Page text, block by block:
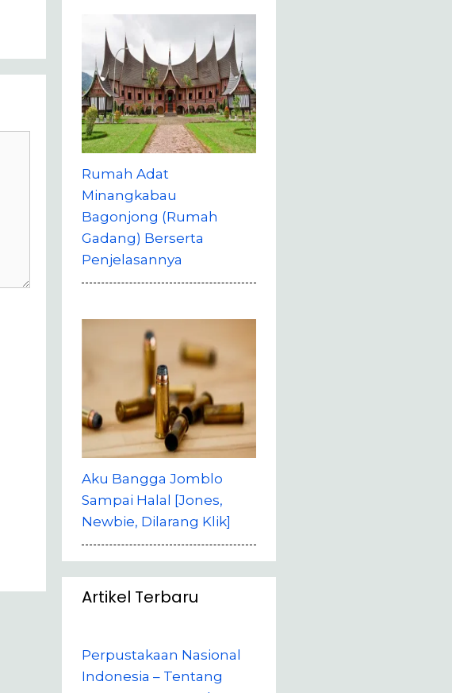
Rumah Adat
Minangkabau
Bagonjong (Rumah
Gadang) Berserta
Penjelasannya
Aku Bangga Jomblo
Sampai Halal [Jones,
Newbie, Dilarang Klik]
Artikel Terbaru
Perpustakaan Nasional
Indonesia – Tentang